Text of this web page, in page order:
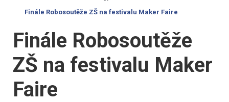
Finále Robosoutěže ZŠ na festivalu Maker Faire
Finále Robosoutěže
ZŠ na festivalu Maker
Faire